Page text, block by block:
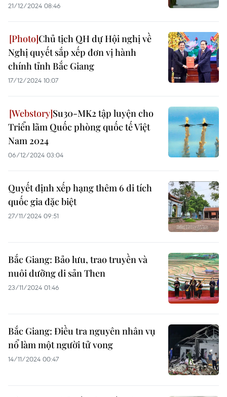
21/12/2024 08:46
Chủ tịch QH dự Hội nghị về
Nghị quyết sắp xếp đơn vị hành
chính tỉnh Bắc Giang
17/12/2024 10:07
Su30-MK2 tập luyện cho
Triển lãm Quốc phòng quốc tế Việt
Nam 2024
06/12/2024 03:04
Quyết định xếp hạng thêm 6 di tích
quốc gia đặc biệt
27/11/2024 09:51
Bắc Giang: Bảo lưu, trao truyền và
nuôi dưỡng di sản Then
23/11/2024 01:46
Bắc Giang: Điều tra nguyên nhân vụ
nổ làm một người tử vong
14/11/2024 00:47